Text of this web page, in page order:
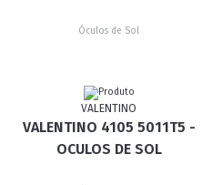
Óculos de Sol
VALENTINO
VALENTINO 4105 5011T5 -
OCULOS DE SOL